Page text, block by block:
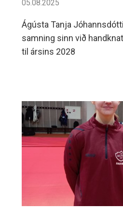
05.08.2025
Ágústa Tanja
samning sinn við
til ársins 2028